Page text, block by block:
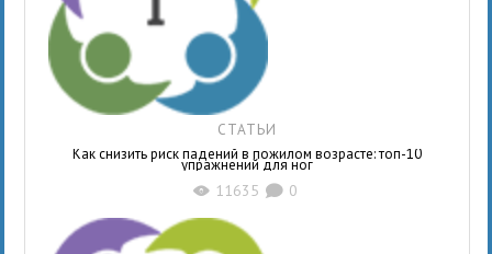
СТАТЬИ
Как снизить риск падений в пожилом возрасте: топ-10
упражнений для ног
X 11635 K 0